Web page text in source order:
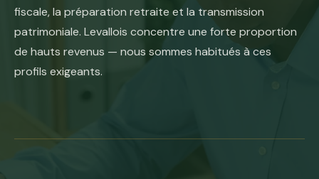
fiscale, la préparation retraite et la transmission
patrimoniale. Levallois concentre une forte proportion
de hauts revenus — nous sommes habitués à ces
profils exigeants.